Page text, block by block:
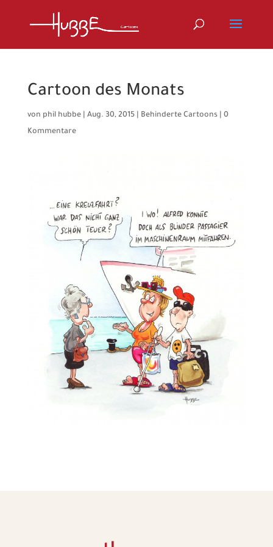
Cartoon des Monats
von phil hubbe| Aug. 30, 2015| Behinderte Cartoons| 0
Kommentare